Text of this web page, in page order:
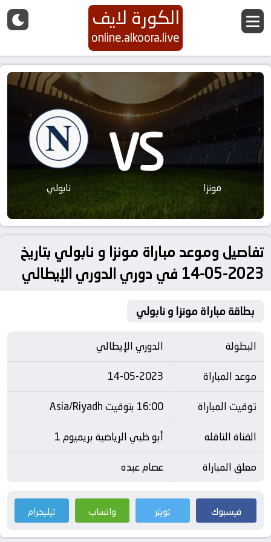
الكورة لايف
online.alkoora.live
مونزا VS نابولي
تفاصيل وموعد مباراة مونزا و نابولي بتاريخ
2023-05-14 في دوري الدوري الإيطالي
بطاقة مباراة مونزا و نابولي
البطولة
الدوري الإيطالي
موعد المباراة
14-05-2023
توقيت المباراة
16:00 بتوقيت Asia/Riyadh
القناة الناقله
أبو ظبي الرياضية بريميوم 1
معلق المباراة
عصام عبده
فيسبوك تويتر واتساب تيليجرام